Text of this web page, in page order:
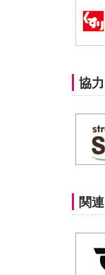
協力
関連